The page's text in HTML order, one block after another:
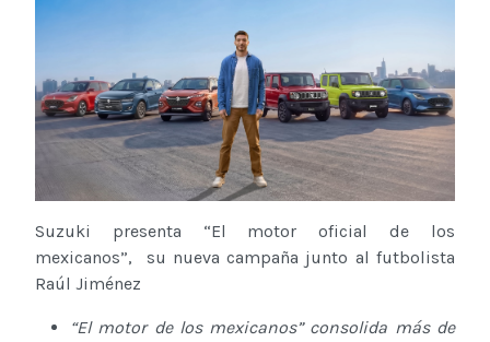
Suzuki presenta “El motor oficial de los
mexicanos”, su nueva campaña junto al futbolista
Raúl Jiménez
“El motor de los mexicanos” consolida más de